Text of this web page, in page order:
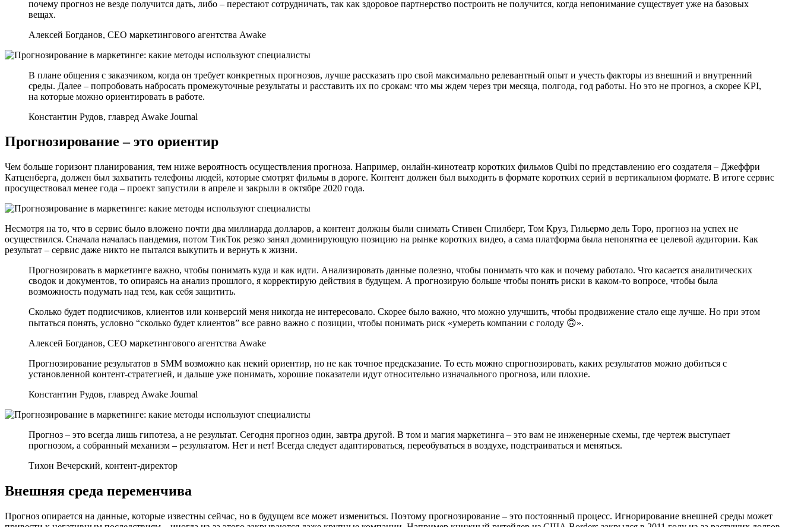
почему прогноз не везде получится дать, либо – перестают сотрудничать, так как здоровое партнерство построить не получится, когда непонимание существует уже на базовых
вещах.
Алексей Богданов, CEO маркетингового агентства Awake
В плане общения с заказчиком, когда он требует конкретных прогнозов, лучше рассказать про свой максимально релевантный опыт и учесть факторы из внешний и внутренний
среды. Далее – попробовать набросать промежуточные результаты и расставить их по срокам: что мы ждем через три месяца, полгода, год работы. Но это не прогноз, а скорее KPI,
на которые можно ориентировать в работе.
Константин Рудов, главред Awake Journal
Прогнозирование – это ориентир
Чем больше горизонт планирования, тем ниже вероятность осуществления прогноза. Например, онлайн-кинотеатр коротких фильмов Quibi по представлению его создателя – Джеффри
Катценберга, должен был захватить телефоны людей, которые смотрят фильмы в дороге. Контент должен был выходить в формате коротких серий в вертикальном формате. В итоге сервис
просуществовал менее года – проект запустили в апреле и закрыли в октябре 2020 года.
Несмотря на то, что в сервис было вложено почти два миллиарда долларов, а контент должны были снимать Стивен Спилберг, Том Круз, Гильермо дель Торо, прогноз на успех не
осуществился. Сначала началась пандемия, потом ТикТок резко занял доминирующую позицию на рынке коротких видео, а сама платформа была непонятна ее целевой аудитории. Как
результат – сервис даже никто не пытался выкупить и вернуть к жизни.
Прогнозировать в маркетинге важно, чтобы понимать куда и как идти. Анализировать данные полезно, чтобы понимать что как и почему работало. Что касается аналитических
сводок и документов, то опираясь на анализ прошлого, я корректирую действия в будущем. А прогнозирую больше чтобы понять риски в каком-то вопросе, чтобы была
возможность подумать над тем, как себя защитить.
Сколько будет подписчиков, клиентов или конверсий меня никогда не интересовало. Скорее было важно, что можно улучшить, чтобы продвижение стало еще лучше. Но при этом
пытаться понять, условно “сколько будет клиентов” все равно важно с позиции, чтобы понимать риск «умереть компании с голоду 🙃».
Алексей Богданов, CEO маркетингового агентства Awake
Прогнозирование результатов в SMM возможно как некий ориентир, но не как точное предсказание. То есть можно спрогнозировать, каких результатов можно добиться с
установленной контент-стратегией, и дальше уже понимать, хорошие показатели идут относительно изначального прогноза, или плохие.
Константин Рудов, главред Awake Journal
Прогноз – это всегда лишь гипотеза, а не результат. Сегодня прогноз один, завтра другой. В том и магия маркетинга – это вам не инженерные схемы, где чертеж выступает
прогнозом, а собранный механизм – результатом. Нет и нет! Всегда следует адаптироваться, переобуваться в воздухе, подстраиваться и меняться.
Тихон Вечерский, контент-директор
Внешняя среда переменчива
Прогноз опирается на данные, которые известны сейчас, но в будущем все может измениться. Поэтому прогнозирование – это постоянный процесс. Игнорирование внешней среды может